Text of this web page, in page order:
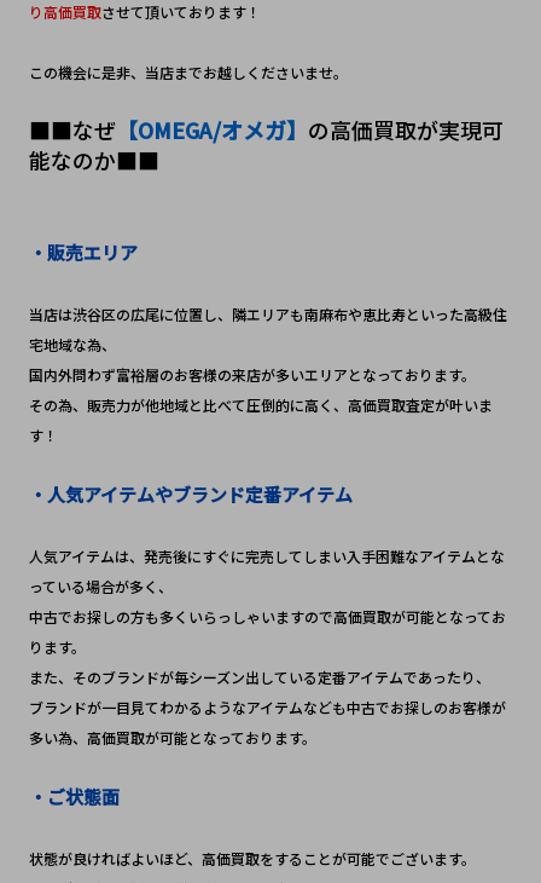
り高価買取させて頂いております！
この機会に是非、当店までお越しくださいませ。
■■なぜ【OMEGA/オメガ】 の高価買取が実現可
能なのか■■
・販売エリア
当店は渋谷区の広尾に位置し、隣エリアも南麻布や恵比寿といった高級住
宅地域な為、
国内外問わず富裕層のお客様の来店が多いエリアとなっております。
その為、販売力が他地域と比べて圧倒的に高く、高価買取査定が叶いま
す！
・人気アイテムやブランド定番アイテム
人気アイテムは、発売後にすぐに完売してしまい入手困難なアイテムとな
っている場合が多く、
中古でお探しの方も多くいらっしゃいますので高価買取が可能となってお
ります。
また、そのブランドが毎シーズン出している定番アイテムであったり、
ブランドが一目見てわかるようなアイテムなども中古でお探しのお客様が
多い為、高価買取が可能となっております。
・ご状態面
状態が良ければよいほど、高価買取をすることが可能でございます。